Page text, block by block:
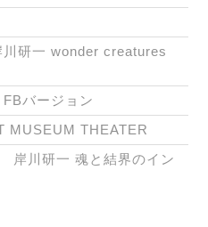
研一 wonder creatures
バージョン
MUSEUM THEATER
川研一 魂と結界のイン